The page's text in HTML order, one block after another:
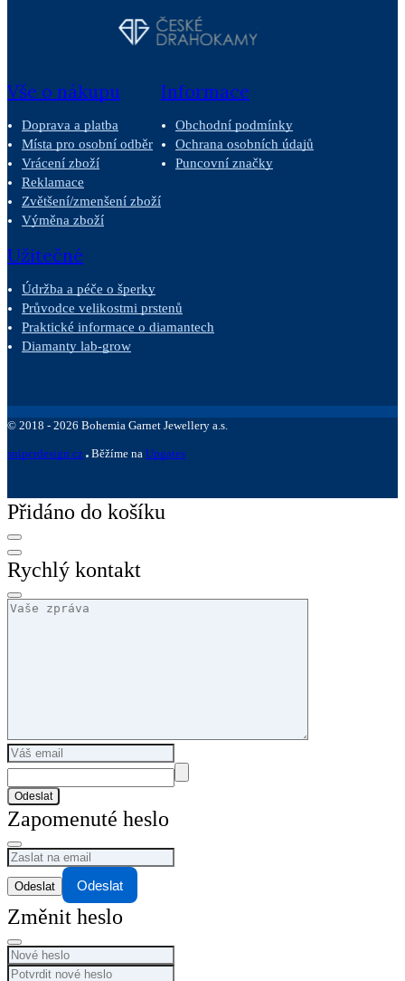
Vše o nákupu
Doprava a platba
Místa pro osobní odběr
Vrácení zboží
Reklamace
Zvětšení/zmenšení zboží
Výměna zboží
Informace
Obchodní podmínky
Ochrana osobních údajů
Puncovní značky
Užitečné
Údržba a péče o šperky
Průvodce velikostmi prstenů
Praktické informace o diamantech
Diamanty lab-grow
© 2018 - 2026 Bohemia Garnet Jewellery a.s.
sniperdesign.cz Běžíme na Upgates
Přidáno do košíku
Rychlý kontakt
Odeslat
Zapomenuté heslo
Odeslat
Změnit heslo